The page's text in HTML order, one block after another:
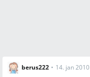
berus222 • 14. jan 2010